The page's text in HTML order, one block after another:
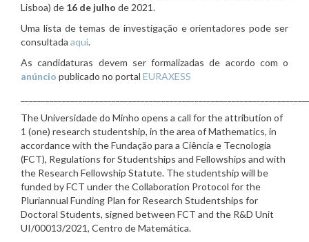
Lisboa) de 16 de julho de 2021.
Uma lista de temas de investigação e orientadores pode ser
consultada aqui.
As candidaturas devem ser formalizadas de acordo com o
anúncio publicado no portal EURAXESS
The Universidade do Minho opens a call for the attribution of
1 (one) research studentship, in the area of Mathematics, in
accordance with the Fundação para a Ciência e Tecnologia
(FCT), Regulations for Studentships and Fellowships and with
the Research Fellowship Statute. The studentship will be
funded by FCT under the Collaboration Protocol for the
Pluriannual Funding Plan for Research Studentships for
Doctoral Students, signed between FCT and the R&D Unit
UI/00013/2021, Centro de Matemática.